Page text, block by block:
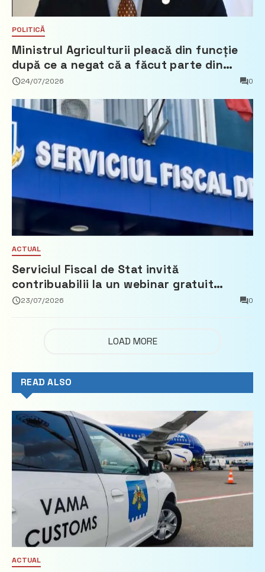
POLITICĂ
Ministrul Agriculturii pleacă din funcție
după ce a negat că a făcut parte din
Partidul Democrat
24/07/2026 0
ACTUAL
Serviciul Fiscal de Stat invită
contribuabilii la un webinar gratuit
privind calculul impozitului pe bunurile
23/07/2026 0
LOAD MORE
READ ALSO
ACTUAL